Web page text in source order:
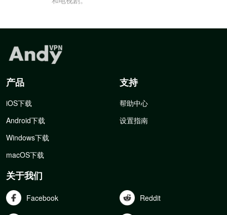
产品
iOS下载
Android下载
Windows下载
macOS下载
支持
帮助中心
设置指南
关于我们
Facebook Reddit